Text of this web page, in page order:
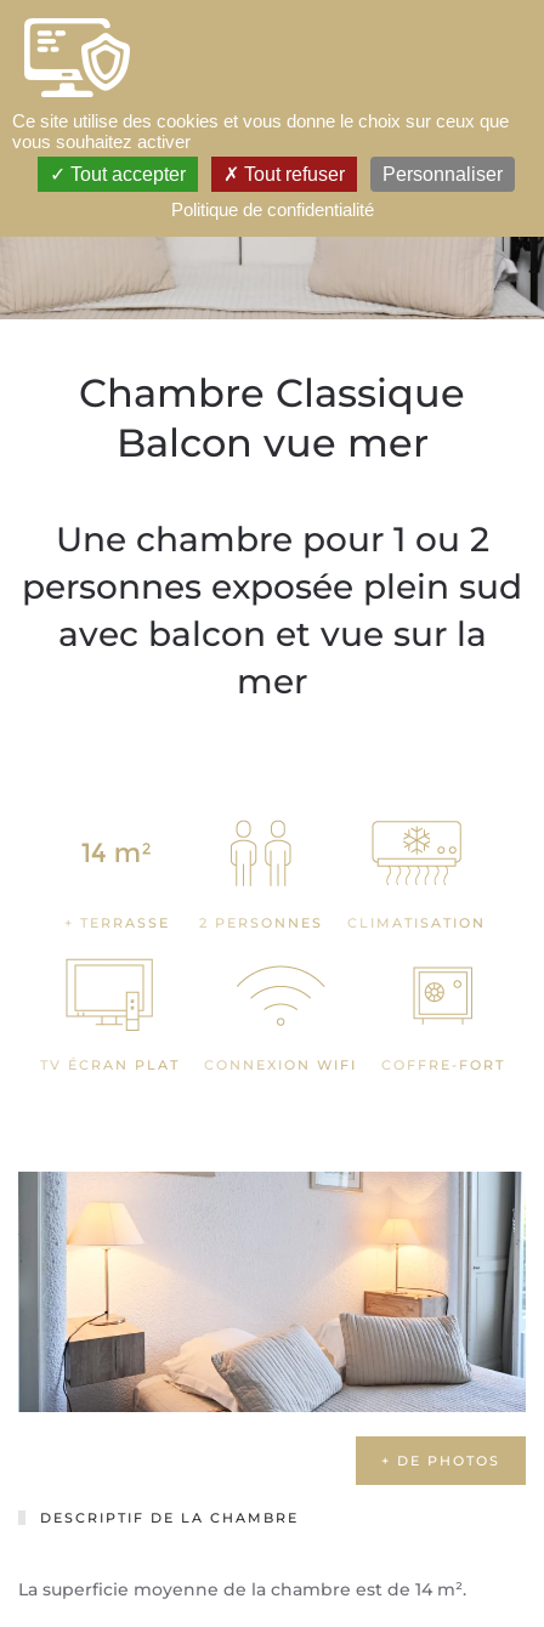
Accéder au contenu principal
Chambre Classique
Balcon vue mer
Une chambre pour 1 ou 2
personnes exposée plein sud
avec balcon et vue sur la
mer
+ TERRASSE 2 PERSONNES CLIMATISATION
TV ÉCRAN PLAT CONNEXION WIFI COFFRE-FORT
+ DE PHOTOS
DESCRIPTIF DE LA CHAMBRE
La superficie moyenne de la chambre est de 14 m².
Ce site utilise des cookies et vous donne le choix sur ceux que
vous souhaitez activer
Tout accepter
Tout refuser
Personnaliser
Politique de confidentialité